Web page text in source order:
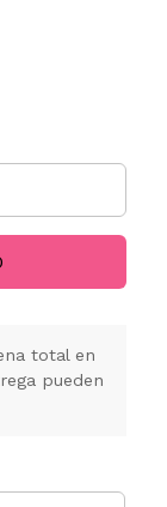
total en
pueden